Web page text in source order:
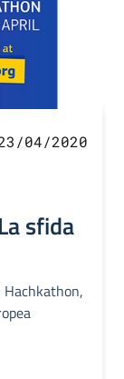
04/2020
sfida
Hachkathon,